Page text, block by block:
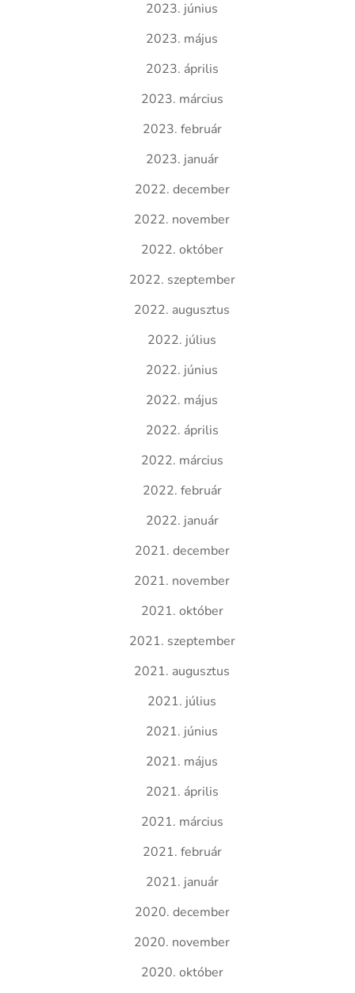
2023. június
2023. május
2023. április
2023. március
2023. február
2023. január
2022. december
2022. november
2022. október
2022. szeptember
2022. augusztus
2022. július
2022. június
2022. május
2022. április
2022. március
2022. február
2022. január
2021. december
2021. november
2021. október
2021. szeptember
2021. augusztus
2021. július
2021. június
2021. május
2021. április
2021. március
2021. február
2021. január
2020. december
2020. november
2020. október